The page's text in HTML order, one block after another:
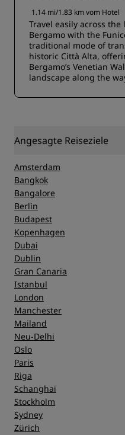
1.14 mi/1.83 km vom Hotel
Travel easily across
Bergamo with the
traditional mode of
historic Città Alta,
Bergamo’s Venetian
landscape along the
Angesagte Reiseziele
Amsterdam
Bangkok
Bangalore
Berlin
Budapest
Kopenhagen
Dubai
Dublin
Gran Canaria
Istanbul
London
Manchester
Mailand
Neu-Delhi
Oslo
Paris
Riga
Schanghai
Stockholm
Sydney
Zürich